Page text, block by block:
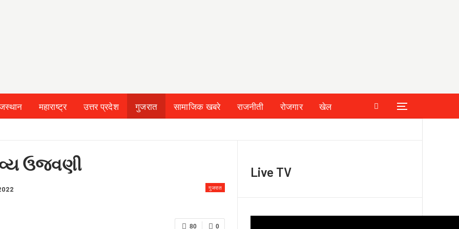
महाराष्ट्र उत्तर प्रदेश गुजरात सामाजिक खबरे राजनीती रोजगार
खेल
ઉજવણી
गुजरात
0
80
Live TV